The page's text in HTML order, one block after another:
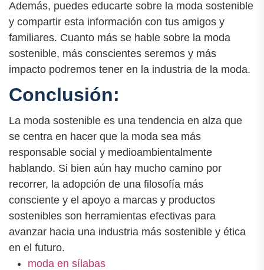
Además, puedes educarte sobre la moda sostenible
y compartir esta información con tus amigos y
familiares. Cuanto más se hable sobre la moda
sostenible, más conscientes seremos y más
impacto podremos tener en la industria de la moda.
Conclusión:
La moda sostenible es una tendencia en alza que
se centra en hacer que la moda sea más
responsable social y medioambientalmente
hablando. Si bien aún hay mucho camino por
recorrer, la adopción de una filosofía más
consciente y el apoyo a marcas y productos
sostenibles son herramientas efectivas para
avanzar hacia una industria más sostenible y ética
en el futuro.
moda en sílabas